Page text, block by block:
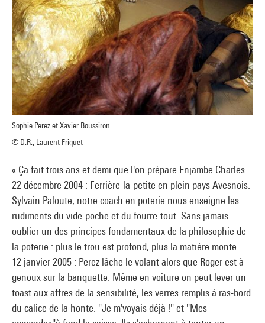
Sophie Perez et Xavier Boussiron
© D.R., Laurent Friquet
« Ça fait trois ans et demi que l'on prépare Enjambe Charles.
22 décembre 2004 : Ferrière-la-petite en plein pays Avesnois.
Sylvain Paloute, notre coach en poterie nous enseigne les
rudiments du vide-poche et du fourre-tout. Sans jamais
oublier un des principes fondamentaux de la philosophie de
la poterie : plus le trou est profond, plus la matière monte.
12 janvier 2005 : Perez lâche le volant alors que Roger est à
genoux sur la banquette. Même en voiture on peut lever un
toast aux affres de la sensibilité, les verres remplis à ras-bord
du calice de la honte. "Je m'voyais déjà !" et "Mes